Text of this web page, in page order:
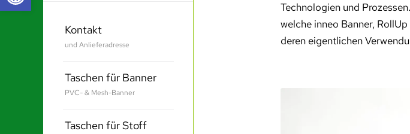
Kontakt
und Anlieferadresse
Taschen für Banner
PVC- & Mesh-Banner
Taschen für Stoff
Technologien und
welche inneo Banner,
deren eigentlichen